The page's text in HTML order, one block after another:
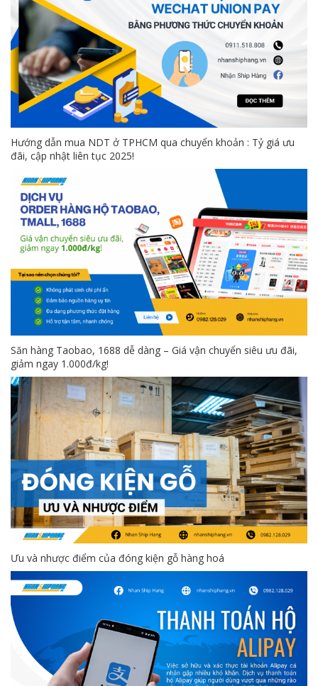
Hướng dẫn mua NDT ở TPHCM qua chuyển khoản : Tỷ giá ưu
đãi, cập nhật liên tục 2025!
Săn hàng Taobao, 1688 dễ dàng – Giá vận chuyển siêu ưu đãi,
giảm ngay 1.000đ/kg!
Ưu và nhược điểm của đóng kiện gỗ hàng hoá